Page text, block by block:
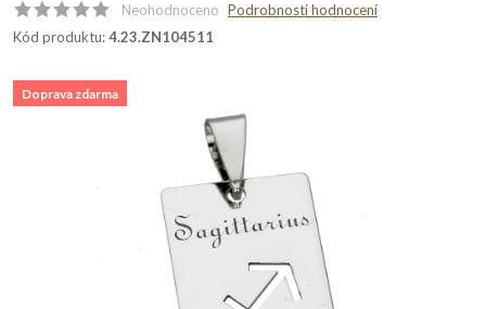
Neohodnoceno Podrobnosti hodnocení
Kód produktu:4.23.ZN104511
Doprava zdarma